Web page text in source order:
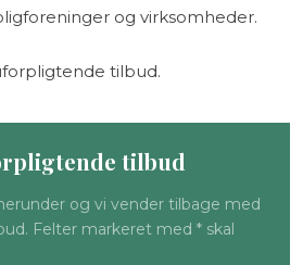
og virksomheder.
tilbud.
tilbud
og vi vender tilbage med
Felter markeret med * skal